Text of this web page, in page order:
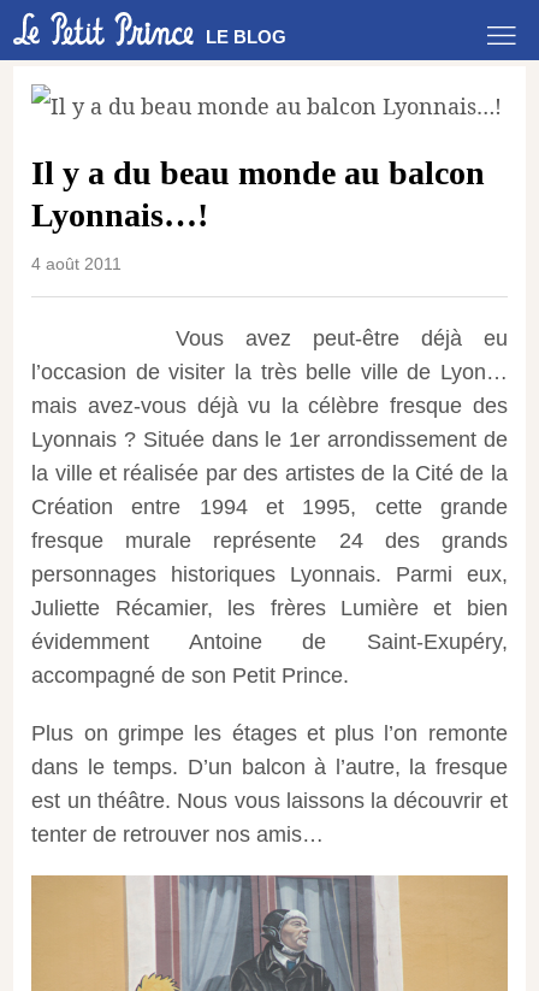
LE BLOG
Il y a du beau monde au balcon
Lyonnais…!
4 août 2011
Vous avez peut-être déjà eu
l’occasion de visiter la très belle ville de Lyon…
mais avez-vous déjà vu la célèbre fresque des
Lyonnais ? Située dans le 1er arrondissement de
la ville et réalisée par des artistes de la Cité de la
Création entre 1994 et 1995, cette grande
fresque murale représente 24 des grands
personnages historiques Lyonnais. Parmi eux,
Juliette Récamier, les frères Lumière et bien
évidemment Antoine de Saint-Exupéry,
accompagné de son Petit Prince.
Plus on grimpe les étages et plus l’on remonte
dans le temps. D’un balcon à l’autre, la fresque
est un théâtre. Nous vous laissons la découvrir et
tenter de retrouver nos amis…